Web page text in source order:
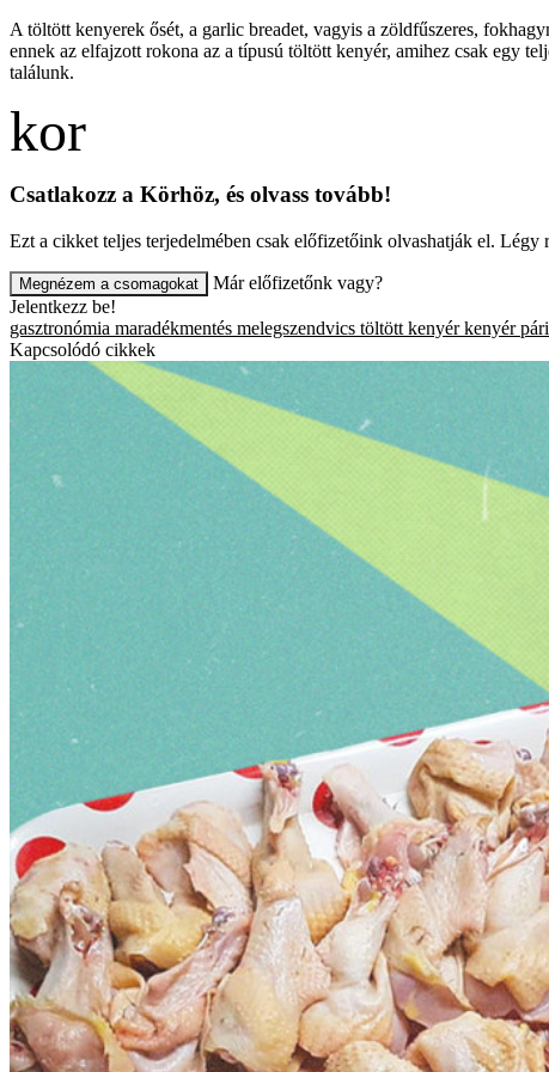
A töltött kenyerek ősét, a garlic breadet, vagyis a zöldfűszeres,
ennek az elfajzott rokona az a típusú töltött kenyér, amihez csak egy
találunk.
Csatlakozz a Körhöz, és olvass tovább!
Ezt a cikket teljes terjedelmében csak előfizetőink olvashatják el. Légy
Megnézem a csomagokat
Már előfizetőnk vagy?
Jelentkezz be!
gasztronómia maradékmentés melegszendvics töltött kenyér kenyér
Kapcsolódó cikkek